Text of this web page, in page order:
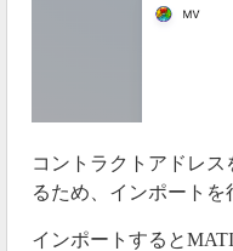
コントラクトアドレ
るため、インポートを
インポートすると